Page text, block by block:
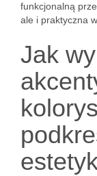
funkcjonalną
ale i praktyczna
Jak